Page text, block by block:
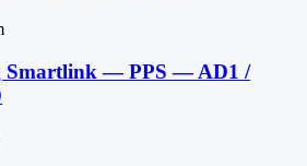
Smartlink — PPS — AD1 /